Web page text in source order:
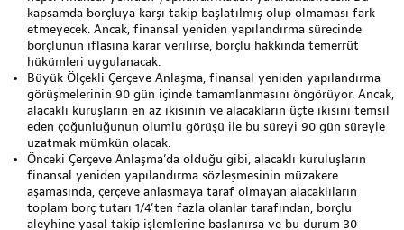
kapsamda borçluya karşı takip başlatılmış olup olmaması fark
etmeyecek. Ancak, finansal yeniden yapılandırma sürecinde
borçlunun iflasına karar verilirse, borçlu hakkında temerrüt
hükümleri uygulanacak.
Büyük Ölçekli Çerçeve Anlaşma, finansal yeniden yapılandırma
görüşmelerinin 90 gün içinde tamamlanmasını öngörüyor. Ancak,
alacaklı kuruşların en az ikisinin ve alacakların üçte ikisini temsil
eden çoğunluğunun olumlu görüşü ile bu süreyi 90 gün süreyle
uzatmak mümkün olacak.
Önceki Çerçeve Anlaşma’da olduğu gibi, alacaklı kuruluşların
finansal yeniden yapılandırma sözleşmesinin müzakere
aşamasında, çerçeve anlaşmaya taraf olmayan alacaklıların
toplam borç tutarı 1/4’ten fazla olanlar tarafından, borçlu
aleyhine yasal takip işlemlerine başlanırsa ve bu durum 30